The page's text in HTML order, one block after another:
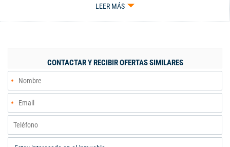
Estrato: 4 Valor Administración 2025: $682.000 incluye servicio
Amplias habitaciones, Baño en habitación principal, Baño
auxiliar. Amplio patio trasero sembrado con árboles. Estar
social. Cocina integral, Gas domiciliario, piso en cerámica, Zona
de lavandería. Ventanas cuentan con angeo. Características
externas Condominio exclusivo de 52 casas, Urbanización
Cerrada, Área Social con piscina, yacusi, Parqueadero visitantes,
Zona infantil, Lago interno, cancha múltiple y de tenis. Zona
muy tranquila y segura. Portería, Recepción, Zonas verdes
LEER MÁS
CONTACTAR Y RECIBIR OFERTAS SIMILARES